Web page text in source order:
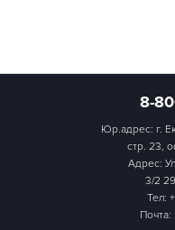
8-
Юр.адрес: г.
стр. 23,
Адрес:
3/2
Тел:
Почта: